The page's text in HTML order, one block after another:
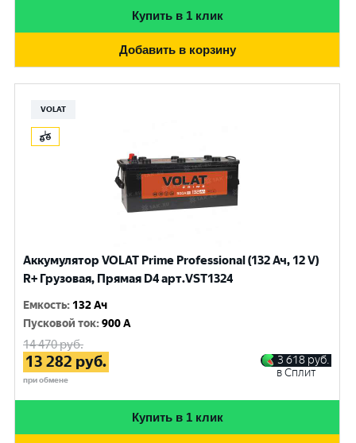
Купить в 1 клик
Добавить в корзину
VOLAT
Аккумулятор VOLAT Prime Professional (132 Ач, 12 V)
R+ Грузовая, Прямая D4 арт.VST1324
Емкость: 132 Ач
Пусковой ток:900 A
14 470руб.
13 282 руб.
при обмене
3 618 руб.
в Сплит
Купить в 1 клик